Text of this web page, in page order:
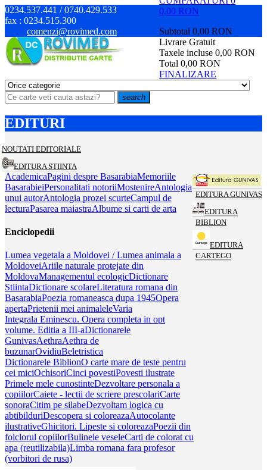
0234.537.441 / 0740.429.533
fax : 0234.515.300
comenzi@rovimed.com
0,00 RON
Subtotal 0,00 RON
Livrare Gratuit
Taxele incluse 0,00 RON
Total 0,00 RON
FINALIZARE
search
EDITURI
NOUTATI EDITORIALE
EDITURA STIINTA
AcademicaPagini despre BasarabiaMemoriile
BasarabieiPersonalitati notoriiMostenireAntologia
unui autorAntologia prozei scurteCampul de
lecturaPasarea maiastraAlbume si carti de arta
Enciclopedii
Lumea vegetala a Moldovei / Lumea animala a
MoldoveiAriile naturale protejate din
MoldovaManagementul ecologicDictionare
StiintaDictionare scolareLiteratura romana din
BasarabiaPoezia romaneasca dupa 1945Opera
apertaPrietenii mei animaleleVaria
EDITURA GUNIVAS
Integrala Eminescu. Opera completa in opt
volume. Editia a III-aDictionarele
GunivasAethraAethra de
buzunarOvidiuBeletristica
EDITURA
BIBLION
Dictionarele BiblionO carte mare de teste pentru
cei miciOchisoriCinci povestiPovesti ilustrate
Primele mele cunostinteDezvoltare personala a
copiilorCaiete - lectii de scriere prescolariCarte
sonoraCitim pe silabeDezvoltam logica cu
abtibilduriDescopera si coloreazaAutocolante
ilustrativeGhicitori. Lipeste si coloreazaPoezii din
folclorul copiilorBulinele veseleCarti de colorat cu
apa (reutilizabila)Limba romana fara profesor
(vorbitori de rusa)
EDITURA
CARTEGO